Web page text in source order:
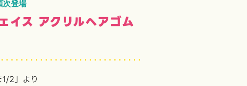
次登場
イス アクリルヘアゴム
2」より